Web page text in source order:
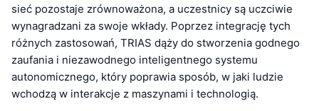
sieć pozostaje zrównoważona, a uczestnicy są uczciwie
wynagradzani za swoje wkłady. Poprzez integrację tych
różnych zastosowań, TRIAS dąży do stworzenia godnego
zaufania i niezawodnego inteligentnego systemu
autonomicznego, który poprawia sposób, w jaki ludzie
wchodzą w interakcje z maszynami i technologią.